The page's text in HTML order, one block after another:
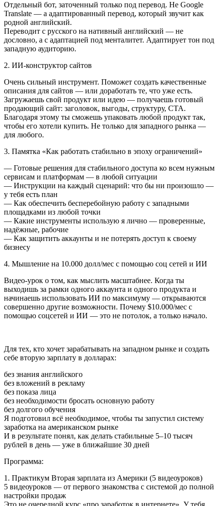
Отдельный бот, заточенный только под перевод. Не Google
Translate — а адаптированный перевод, который звучит как
родной английский.
Переводит с русского на нативный английский — не
дословно, а с адаптацией под менталитет. Адаптирует тон под
западную аудиторию.
2. ИИ-конструктор сайтов
Очень сильный инструмент. Поможет создать качественные
описания для сайтов — или доработать те, что уже есть.
Загружаешь свой продукт или идею — получаешь готовый
продающий сайт: заголовок, выгоды, структуру, CTA.
Благодаря этому ты сможешь упаковать любой продукт так,
чтобы его хотели купить. Не только для западного рынка —
для любого.
3. Памятка «Как работать стабильно в эпоху ограничений»
— Готовые решения для стабильного доступа ко всем нужным
сервисам и платформам — в любой ситуации
— Инструкции на каждый сценарий: что бы ни произошло —
у тебя есть план
— Как обеспечить бесперебойную работу с западными
площадками из любой точки
— Какие инструменты использую я лично — проверенные,
надёжные, рабочие
— Как защитить аккаунты и не потерять доступ к своему
бизнесу
4. Мышление на 10.000 долл/мес с помощью соц сетей и ИИ
Видео-урок о том, как мыслить масштабнее. Когда ты
выходишь за рамки одного аккаунта и одного продукта и
начинаешь использовать ИИ по максимуму — открываются
совершенно другие возможности. Почему $10.000/мес с
помощью соцсетей и ИИ — это не потолок, а только начало.
Для тех, кто хочет зарабатывать на западном рынке и создать
себе вторую зарплату в долларах:
без знания английского
без вложений в рекламу
без показа лица
без необходимости бросать основную работу
без долгого обучения
Я подготовил всё необходимое, чтобы ты запустил систему
заработка на американском рынке
И в результате понял, как делать стабильные 5–10 тысяч
рублей в день — уже в ближайшие 30 дней
Программа:
1. Практикум Вторая зарплата из Америки (5 видеоуроков)
5 видеоуроков — от первого знакомства с системой до полной
настройки продаж